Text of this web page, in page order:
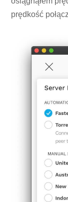
prędkość